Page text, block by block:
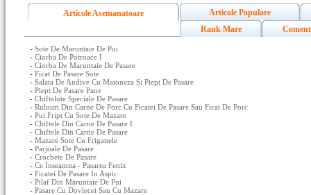
Articole Asemanatoare
Articole Populare
Rank Mare
- Sote De Maruntaie De Pui
- Ciorba De Potroace I
- Ciorba De Maruntaie De Pasare
- Ficat De Pasare Sote
- Salata De Andive Cu Maioneza Si Piept De Pasare
- Piept De Pasare Pane
- Chiftelute Speciale De Pasare
- Rulouri Din Carne De Porc Cu Ficatei De Pasare Sau Ficat De Porc
- Pui Fript Cu Sote De Mazare
- Chiftele Din Carne De Pasare I
- Chiftele Din Carne De Pasare
- Mazare Sote Cu Friganele
- Parjoale De Pasare
- Crochete De Pasare
- Ce Inseamna - Pasarea Fenix
- Ficatei De Pasare In Aspic
- Pilaf Din Maruntaie De Pui
- Pasare Cu Dovlecei Sau Cu Mazare